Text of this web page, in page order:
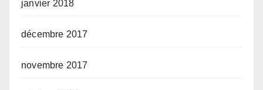
janvier 2018
décembre 2017
novembre 2017